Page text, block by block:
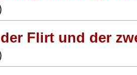
Flirt und der